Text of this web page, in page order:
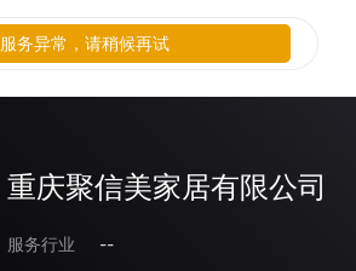
重庆聚信美家居有限公司
服务行业
--
服务异常，请稍候再试